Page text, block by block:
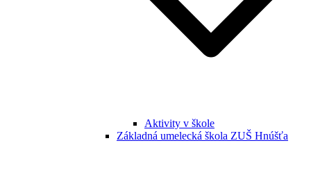
Aktivity v škole
Základná umelecká škola ZUŠ Hnúšťa